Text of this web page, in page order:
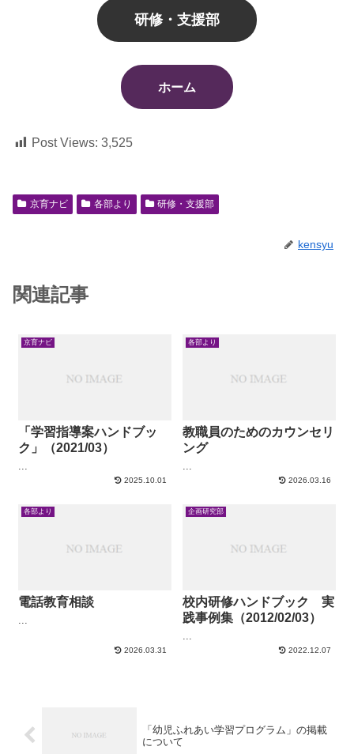
研修・支援部
ホーム
Post Views: 3,525
京育ナビ 各部より 研修・支援部
kensyu
関連記事
京育ナビ
「学習指導案ハンドブッ
ク」（2021/03）
2025.10.01
各部より
教職員のためのカウンセリ
ング
2026.03.16
各部より
電話教育相談
2026.03.31
企画研究部
校内研修ハンドブック 実
践事例集（2012/02/03）
2022.12.07
「幼児ふれあい学習プログラム」の掲載
について